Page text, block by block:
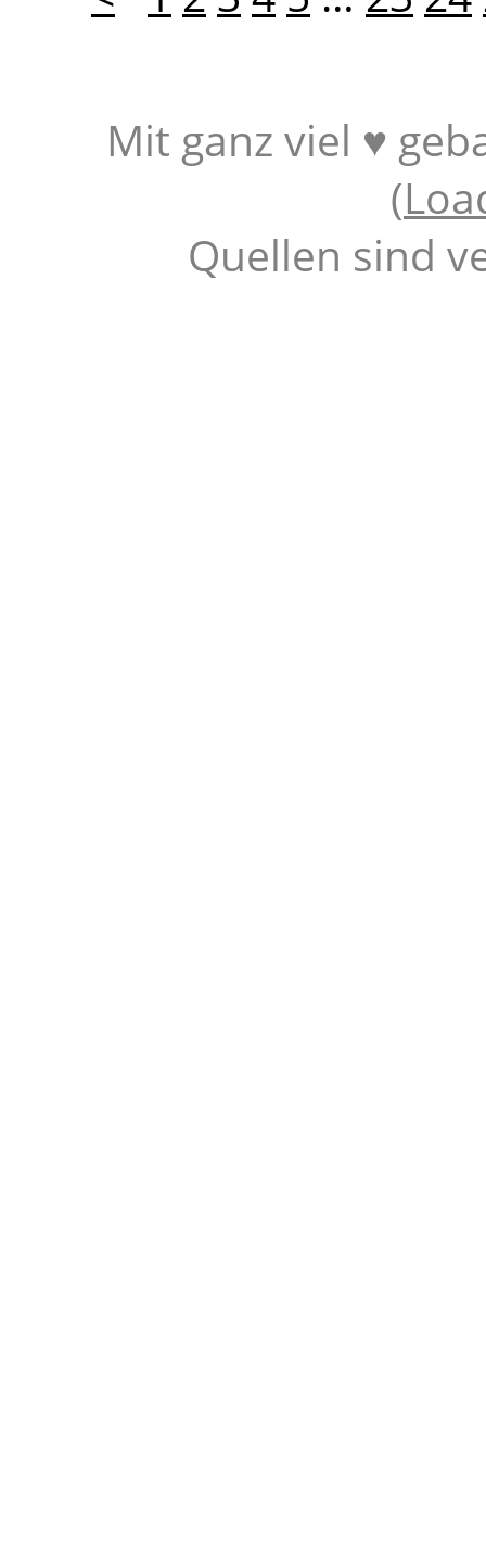
Mit ganz viel ♥
(
Quellen sind